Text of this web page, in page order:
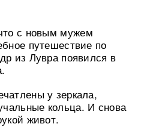
с новым мужем
путешествие по
из Лувра появился в
у зеркала,
кольца. И снова
живот.